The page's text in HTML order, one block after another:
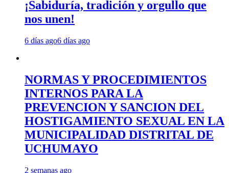
¡Sabiduría, tradición y orgullo que
nos unen!
6 días ago6 días ago
NORMAS Y PROCEDIMIENTOS
INTERNOS PARA LA
PREVENCION Y SANCION DEL
HOSTIGAMIENTO SEXUAL EN LA
MUNICIPALIDAD DISTRITAL DE
UCHUMAYO
2 semanas ago